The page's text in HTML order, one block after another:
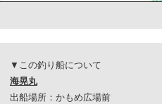
▼この釣り船について
海晃丸
出船場所：かもめ広場前